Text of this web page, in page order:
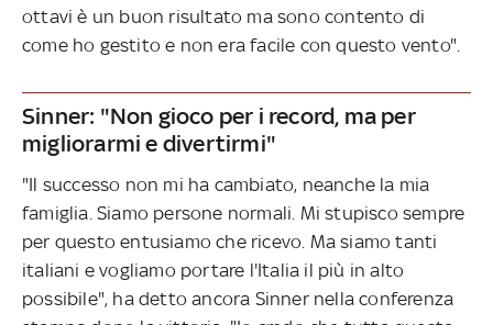
ottavi è un buon risultato ma sono contento di
come ho gestito e non era facile con questo vento".
Sinner: "Non gioco per i record, ma per
migliorarmi e divertirmi"
"Il successo non mi ha cambiato, neanche la mia
famiglia. Siamo persone normali. Mi stupisco sempre
per questo entusiamo che ricevo. Ma siamo tanti
italiani e vogliamo portare l'Italia il più in alto
possibile", ha detto ancora Sinner nella conferenza